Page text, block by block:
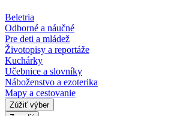
Beletria
Odborné a náučné
Pre deti a mládež
Životopisy a reportáže
Kuchárky
Učebnice a slovníky
Náboženstvo a ezoterika
Mapy a cestovanie
Zúžiť výber